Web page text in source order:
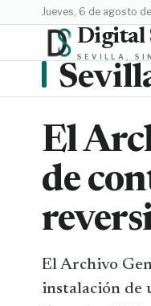
jueves, 6 de agosto
Digital
SEVILLA,
El
de
El Archivo
instalación de